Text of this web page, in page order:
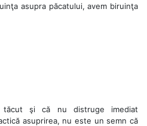
asupra păcatului, avem biruinţa
tăcut şi că nu distruge imediat
asuprirea, nu este un semn că